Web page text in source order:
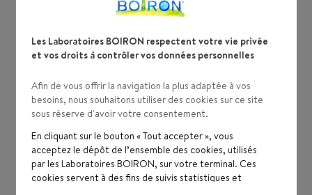
Les Laboratoires BOIRON respectent votre vie privée
et vos droits à contrôler vos données personnelles
Afin de vous offrir la navigation la plus adaptée à vos
besoins, nous souhaitons utiliser des cookies sur ce site
sous réserve d'avoir votre consentement.
En cliquant sur le bouton « Tout accepter », vous
acceptez le dépôt de l’ensemble des cookies, utilisés
par les Laboratoires BOIRON, sur votre terminal. Ces
cookies servent à des fins de suivis statistiques et